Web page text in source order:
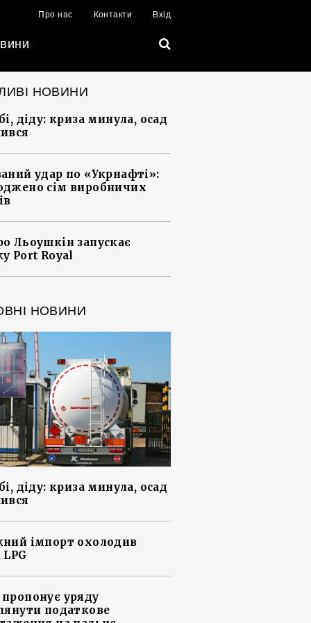
Про нас Контакти Вхід
НОВИНИ
діду: криза минула, осад
удар по «Укрнафті»:
сім виробничих
Льоушкін запускає
Port Royal
НОВИНИ
діду: криза минула, осад
імпорт охолодив
уряду
податкове